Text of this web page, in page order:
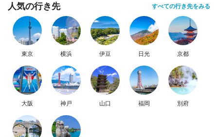
人気の行き先 すべての行き先をみる
東京 横浜 伊豆 日光 京都
大阪 神戸 山口 福岡 別府